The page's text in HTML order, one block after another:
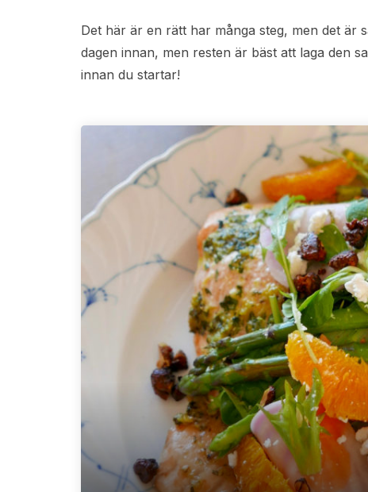
Det här är en rätt har många steg, men det är
dagen innan, men resten är bäst att laga den
innan du startar!